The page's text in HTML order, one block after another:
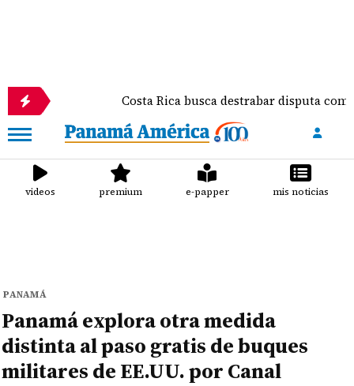
Costa Rica busca destrabar disputa comercial y
videos premium e-papper mis noticias
PANAMÁ
Panamá explora otra medida
distinta al paso gratis de buques
militares de EE.UU. por Canal